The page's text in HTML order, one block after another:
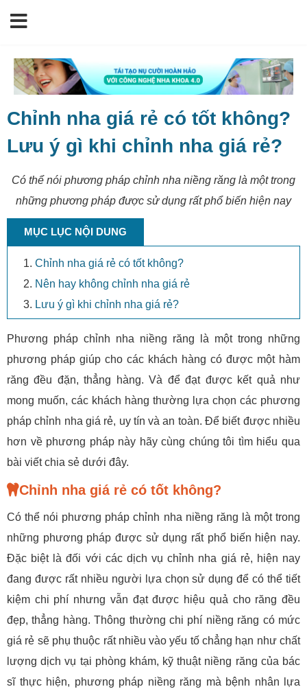
Chỉnh nha giá rẻ có tốt không?
Lưu ý gì khi chỉnh nha giá rẻ?
Có thể nói phương pháp chỉnh nha niềng răng là một trong
những phương pháp được sử dụng rất phổ biến hiện nay
MỤC LỤC NỘI DUNG
Chỉnh nha giá rẻ có tốt không?
Nên hay không chỉnh nha giá rẻ
Lưu ý gì khi chỉnh nha giá rẻ?
Phương pháp chỉnh nha niềng răng là một trong những
phương pháp giúp cho các khách hàng có được một hàm
răng đều đặn, thẳng hàng. Và để đạt được kết quả như
mong muốn, các khách hàng thường lựa chọn các phương
pháp chỉnh nha giá rẻ, uy tín và an toàn. Để biết được nhiều
hơn về phương pháp này hãy cùng chúng tôi tìm hiểu qua
bài viết chia sẻ dưới đây.
Chỉnh nha giá rẻ có tốt không?
Có thể nói phương pháp chỉnh nha niềng răng là một trong
những phương pháp được sử dụng rất phổ biến hiện nay.
Đặc biệt là đối với các dịch vụ chỉnh nha giá rẻ, hiện nay
đang được rất nhiều người lựa chọn sử dụng để có thể tiết
kiệm chi phí nhưng vẫn đạt được hiệu quả cho răng đều
đẹp, thẳng hàng. Thông thường chi phí niềng răng có mức
giá rẻ sẽ phụ thuộc rất nhiều vào yếu tố chẳng hạn như chất
lượng dịch vụ tại phòng khám, kỹ thuật niềng răng của bác
sĩ thực hiện, phương pháp niềng răng mà bệnh nhân lựa